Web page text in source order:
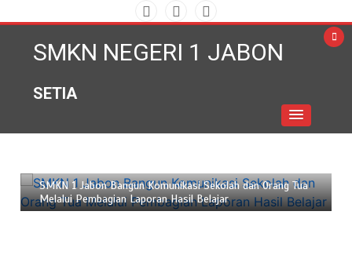
to
contentSMKN NEGERI 1 JABON
SETIA
SMKN 1 Jabon Bangun Komunikasi Sekolah dan Orang Tua
Melalui Pembagian Laporan Hasil Belajar